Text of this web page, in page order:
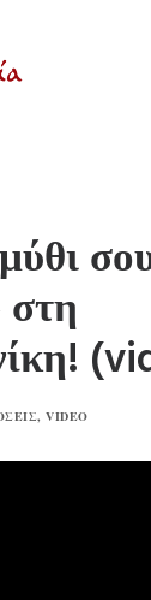
, VIDEO